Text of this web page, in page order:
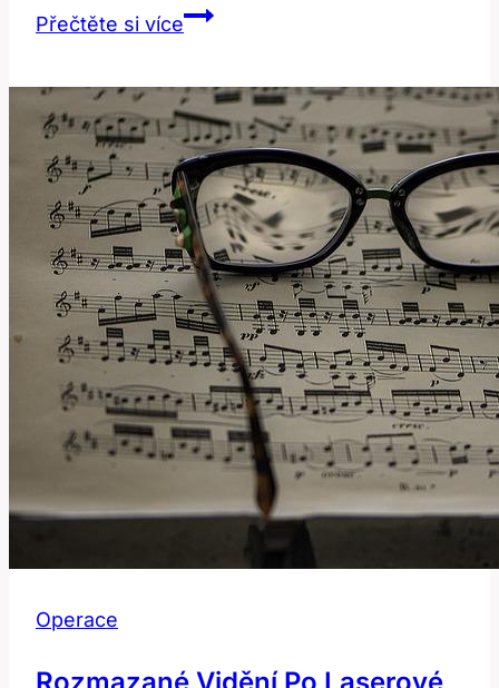
Přečtěte si víceZácpa
tlustého
střeva:
Jak
ji
překonat
Operace